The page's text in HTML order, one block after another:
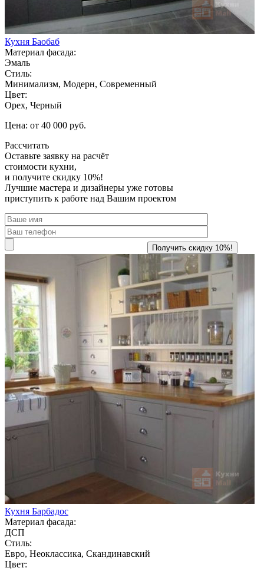
Кухня Баобаб
Материал фасада:
Эмаль
Стиль:
Минимализм, Модерн, Современный
Цвет:
Орех, Черный
Цена: от 40 000 руб.
Рассчитать
Оставьте заявку на расчёт
стоимости кухни,
и получите скидку 10%!
Лучшие мастера и дизайнеры уже готовы
приступить к работе над Вашим проектом
Кухня Барбадос
Материал фасада:
ДСП
Стиль:
Евро, Неоклассика, Скандинавский
Цвет: